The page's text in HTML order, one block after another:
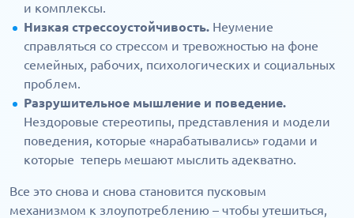
и комплексы.
Низкая стрессоустойчивость. Неумение
справляться со стрессом и тревожностью на фоне
семейных, рабочих, психологических и социальных
проблем.
Разрушительное мышление и поведение.
Нездоровые стереотипы, представления и модели
поведения, которые «нарабатывались» годами и
которые теперь мешают мыслить адекватно.
Все это снова и снова становится пусковым
механизмом к злоупотреблению – чтобы утешиться,